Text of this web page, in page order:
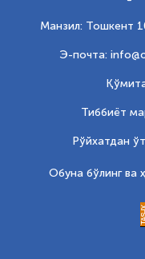
Манзил: Тошкент
Э-почта:
Тиббиёт
Рўйхатдан
Обуна бўлинг ва